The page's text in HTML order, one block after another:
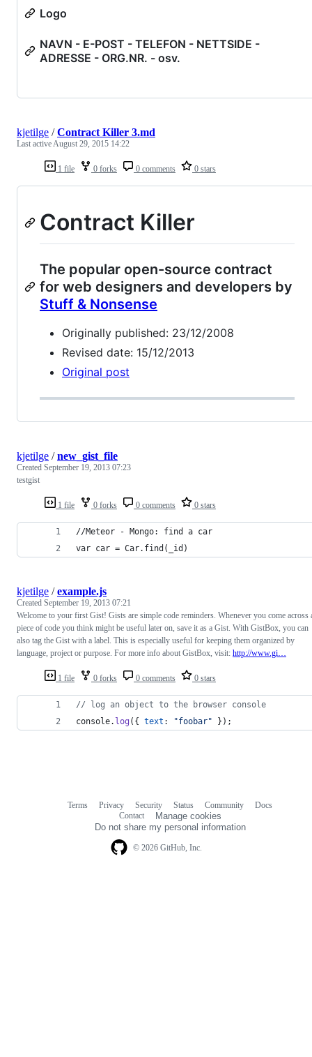
Logo
NAVN - E-POST - TELEFON - NETTSIDE -
ADRESSE - ORG.NR. - osv.
1 file 0 forks 0 comments 0 stars
kjetilge /Contract Killer 3.md
Last activeAugust 29, 2015 14:22
Contract Killer
The popular open-source contract
for web designers and developers by
Stuff & Nonsense
Originally published: 23/12/2008
Revised date: 15/12/2013
Original post
1 file 0 forks 0 comments 0 stars
kjetilge /new_gist_file
Created September 19, 2013 07:23
testgist
//Meteor - Mongo: find a car
var car = Car.find(_id)
1 file 0 forks 0 comments 0 stars
kjetilge /example.js
Created September 19, 2013 07:21
Welcome to your first Gist! Gists are simple code reminders. Whenever you come across
piece of code you think might be useful later on, save it as a Gist. With GistBox, you can
also tag the Gist with a label. This is especially useful for keeping them organized by
language, project or purpose. For more info about GistBox, visit: http://www.gi…
// log an object to the browser console
console. log ( { text : "foobar" } ) ;
© 2026 GitHub, Inc.
Terms Privacy Security Status Community
Docs
Contact
Manage cookies
Do not share my personal information